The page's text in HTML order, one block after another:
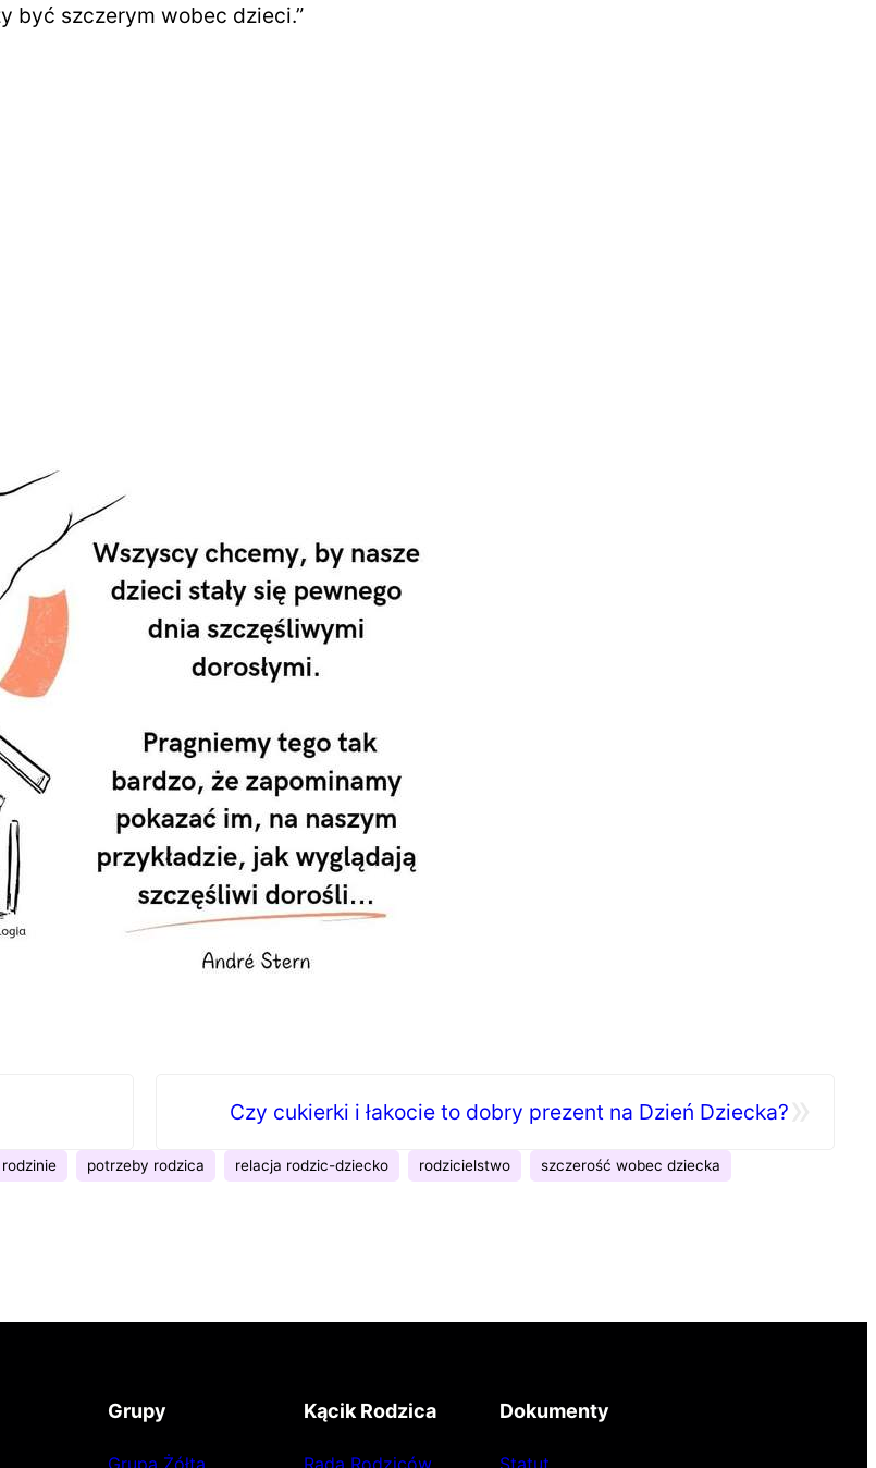
być szczerym wobec dzieci.”
Czy cukierki i łakocie to dobry prezent na Dzień Dziecka?
potrzeby rodzica relacja rodzic-dziecko rodzicielstwo
szczerość wobec dziecka
Grupy Kącik Rodzica Dokumenty